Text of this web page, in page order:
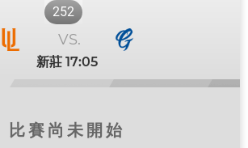
252
VS.
新莊 17:05
比賽尚未開始